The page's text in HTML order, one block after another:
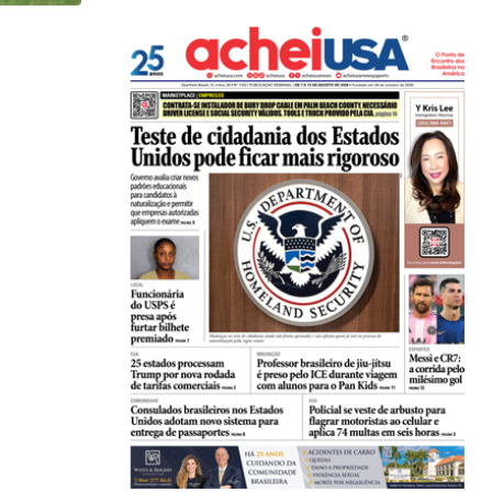
HISTÓRICO
Açaí é reconhecido oficialmente como fruto
21/01/2026